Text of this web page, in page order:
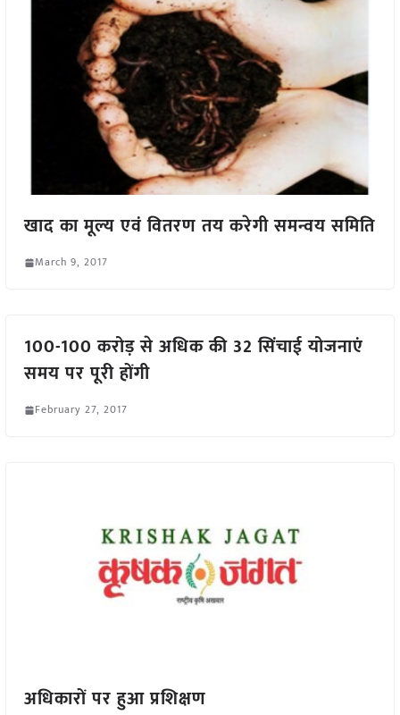
खाद का मूल्य एवं वितरण तय करेगी समन्वय समिति
March 9, 2017
100-100 करोड़ से अधिक की 32 सिंचाई योजनाएं
समय पर पूरी होंगी
February 27, 2017
अधिकारों पर हुआ प्रशिक्षण